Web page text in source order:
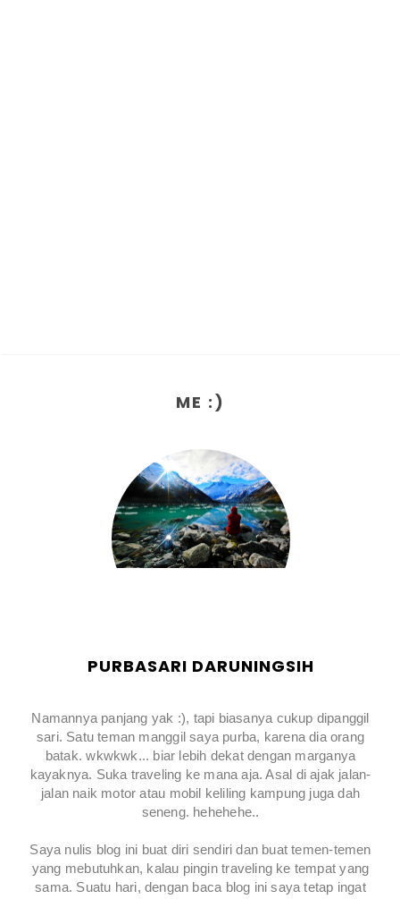
ME :)
PURBASARI DARUNINGSIH
Namannya panjang yak :), tapi biasanya cukup dipanggil
sari. Satu teman manggil saya purba, karena dia orang
batak. wkwkwk... biar lebih dekat dengan marganya
kayaknya. Suka traveling ke mana aja. Asal di ajak jalan-
jalan naik motor atau mobil keliling kampung juga dah
seneng. hehehehe..
Saya nulis blog ini buat diri sendiri dan buat temen-temen
yang mebutuhkan, kalau pingin traveling ke tempat yang
sama. Suatu hari, dengan baca blog ini saya tetap ingat